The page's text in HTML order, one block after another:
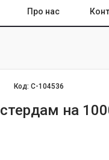
Про нас
Код:С-104536
на